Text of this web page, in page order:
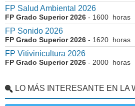
FP Salud Ambiental 2026
FP Grado Superior 2026 - 1600 horas
FP Sonido 2026
FP Grado Superior 2026 - 1620 horas
FP Vitivinicultura 2026
FP Grado Superior 2026 - 2000 horas
LO MÁS INTERESANTE EN LA